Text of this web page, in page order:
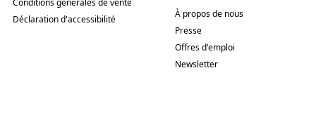
Déclaration d'accessibilité
À propos de nous
Presse
Offres d'emploi
Newsletter